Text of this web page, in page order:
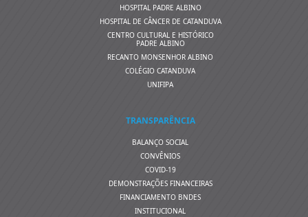
HOSPITAL PADRE ALBINO
HOSPITAL DE CÂNCER DE CATANDUVA
CENTRO CULTURAL E HISTÓRICO
PADRE ALBINO
RECANTO MONSENHOR ALBINO
COLÉGIO CATANDUVA
UNIFIPA
TRANSPARÊNCIA
BALANÇO SOCIAL
CONVÊNIOS
COVID-19
DEMONSTRAÇÕES FINANCEIRAS
FINANCIAMENTO BNDES
INSTITUCIONAL